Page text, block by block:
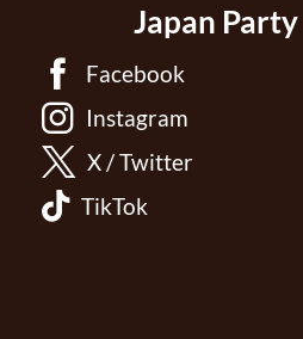
Japan Party
Facebook
Instagram
X / Twitter
TikTok